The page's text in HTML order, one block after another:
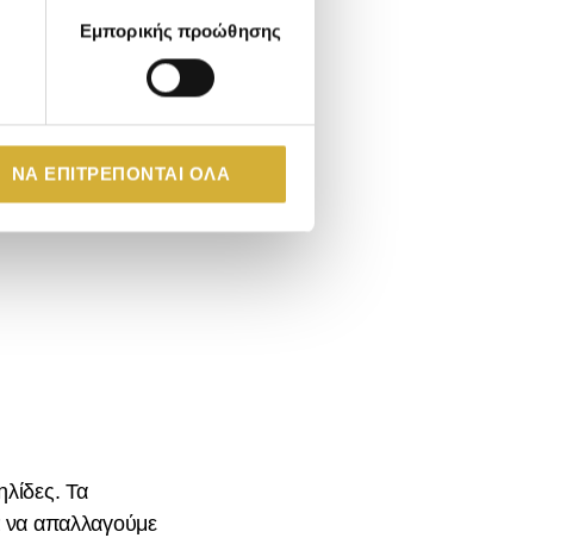
Εμπορικής προώθησης
ΝΑ ΕΠΙΤΡΈΠΟΝΤΑΙ ΌΛΑ
με
Τα
να απαλλαγούμε